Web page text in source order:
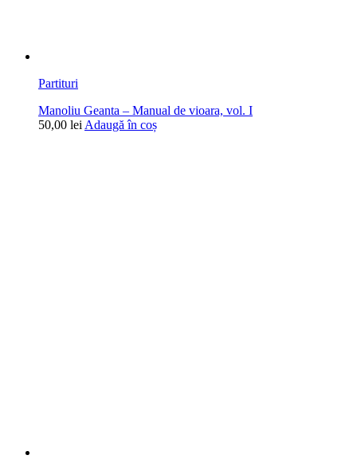
Partituri
Manoliu Geanta – Manual de vioara, vol. I
50,00 lei Adaugă în coș